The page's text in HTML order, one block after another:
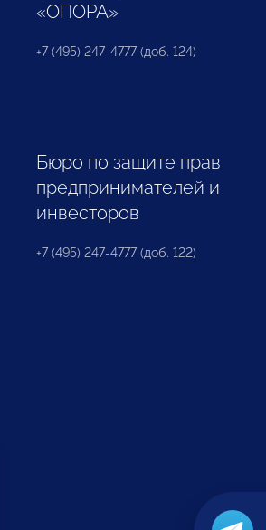
«ОПОРА»
+7 (495) 247-4777 (доб. 124)
Бюро по защите прав
предпринимателей и
инвесторов
+7 (495) 247-4777 (доб. 122)